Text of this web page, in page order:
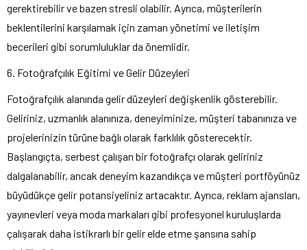
gerektirebilir ve bazen stresli olabilir. Ayrıca, müşterilerin
beklentilerini karşılamak için zaman yönetimi ve iletişim
becerileri gibi sorumluluklar da önemlidir.
6. Fotoğrafçılık Eğitimi ve Gelir Düzeyleri
Fotoğrafçılık alanında gelir düzeyleri değişkenlik gösterebilir.
Geliriniz, uzmanlık alanınıza, deneyiminize, müşteri tabanınıza ve
projelerinizin türüne bağlı olarak farklılık gösterecektir.
Başlangıçta, serbest çalışan bir fotoğrafçı olarak geliriniz
dalgalanabilir, ancak deneyim kazandıkça ve müşteri portföyünüz
büyüdükçe gelir potansiyeliniz artacaktır. Ayrıca, reklam ajansları,
yayınevleri veya moda markaları gibi profesyonel kuruluşlarda
çalışarak daha istikrarlı bir gelir elde etme şansına sahip